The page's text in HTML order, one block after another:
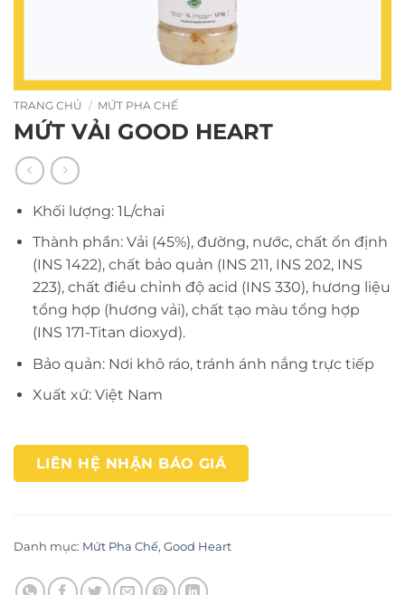
TRANG CHỦ / MỨT PHA CHẾ
MỨT VẢI GOOD HEART
Khối lượng: 1L/chai
Thành phần: Vải (45%), đường, nước, chất ổn định
(INS 1422), chất bảo quản (INS 211, INS 202, INS
223), chất điều chỉnh độ acid (INS 330), hương liệu
tổng hợp (hương vải), chất tạo màu tổng hợp
(INS 171-Titan dioxyd).
Bảo quản: Nơi khô ráo, tránh ánh nắng trực tiếp
Xuất xứ: Việt Nam
LIÊN HỆ NHẬN BÁO GIÁ
Danh mục: Mứt Pha Chế, Good Heart